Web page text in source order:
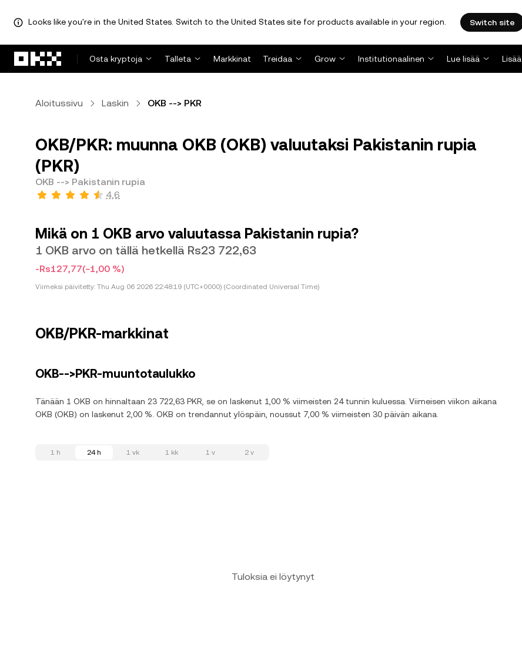
Looks like you're in the United States. Switch to the United States site for products available in your region. Switch site
Osta kryptoja
Talleta Markkinat Treidaa Grow Institutionaalinen Lue lisää Lisää
Aloitussivu Laskin OKB --> PKR
OKB/PKR: muunna OKB (OKB) valuutaksi Pakistanin rupia
(PKR)
OKB --> Pakistanin rupia
4,6
Mikä on 1 OKB arvo valuutassa Pakistanin rupia?
1 OKB arvo on tällä hetkellä Rs23 722,63
-Rs127,77(−1,00 %)
Viimeksi päivitetty: Thu Aug 06 2026 22:48:19 (UTC+0000) (Coordinated Universal Time)
OKB/PKR-markkinat
OKB-->PKR-muuntotaulukko
Tänään 1 OKB on hinnaltaan 23 722,63 PKR, se on laskenut 1,00 % viimeisten 24 tunnin kuluessa. Viimeisen viikon aikana
OKB (OKB) on laskenut 2,00 %. OKB on trendannut ylöspäin, noussut 7,00 % viimeisten 30 päivän aikana.
1 h 24 h 1 vk 1 kk 1 v 2 v
Tuloksia ei löytynyt